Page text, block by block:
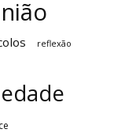
reflexão